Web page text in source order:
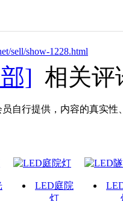
sell/show-1228.html
] 相关评
自行提供，内容的真实
LED庭院
灯